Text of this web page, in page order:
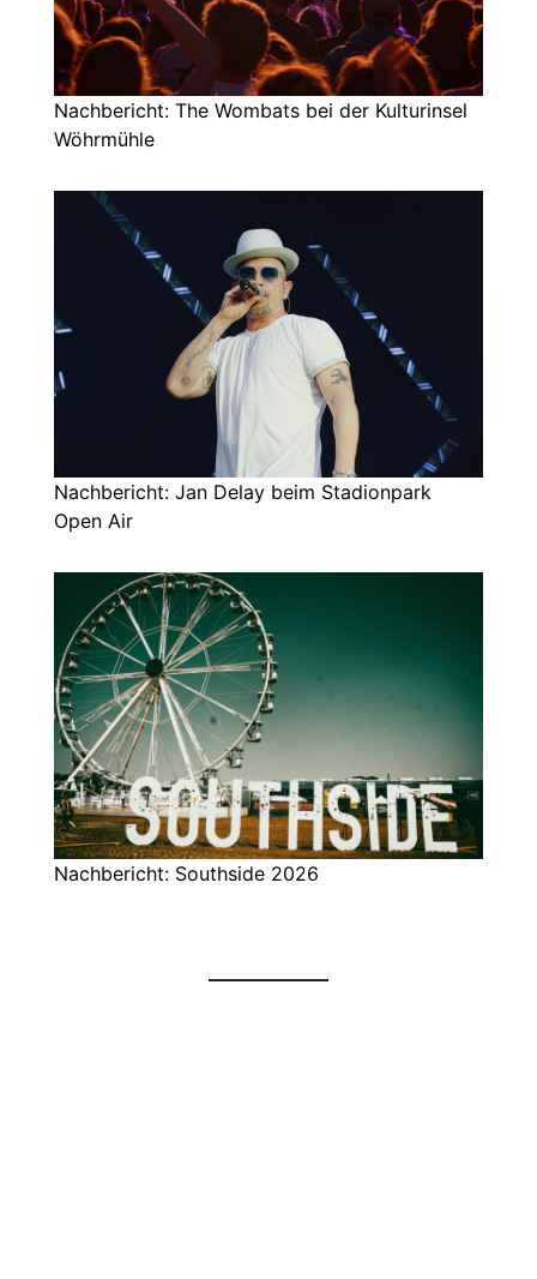
Nachbericht: The Wombats bei der Kulturinsel
Wöhrmühle
Nachbericht: Jan Delay beim Stadionpark
Open Air
Nachbericht: Southside 2026